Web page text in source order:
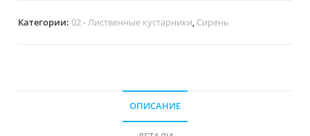
Категории:02 - Лиственные кустарники, Сирень
ОПИСАНИЕ